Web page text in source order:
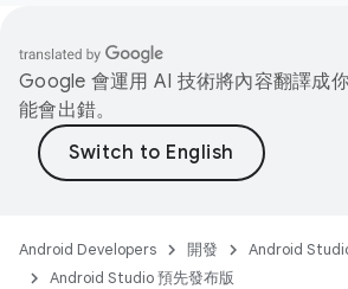
Google 會運用 AI 技術將內容翻譯成
能會出錯。
Android Developers 開發
Android
Android Studio 預先發布版